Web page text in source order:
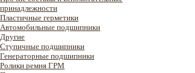
принадлежности
Пластичные герметики
Автомобильные подшипники
Другие
Ступичные подшипники
Генераторные подшипники
Ролики ремня ГРМ